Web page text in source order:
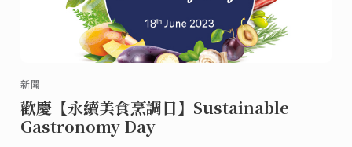
新聞
歡慶【永續美食烹調日】Sustainable
Gastronomy Day